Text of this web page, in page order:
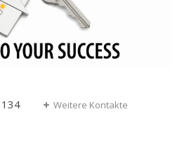
Weitere Kontakte